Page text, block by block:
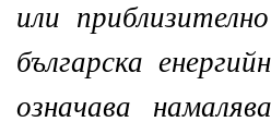
или
българска
означава